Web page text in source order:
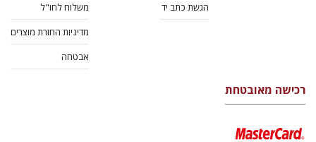
הגשת כתב יד
משלוח לחו"ל
מדיניות החזרת מוצרים
אבטחה
רכישה מאובטחת